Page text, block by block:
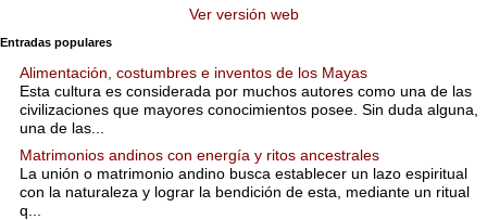
Ver versión web
Entradas populares
Alimentación, costumbres e inventos de los Mayas
Esta cultura es considerada por muchos autores como una de las
civilizaciones que mayores conocimientos posee. Sin duda alguna,
una de las...
Matrimonios andinos con energía y ritos ancestrales
La unión o matrimonio andino busca establecer un lazo espiritual
con la naturaleza y lograr la bendición de esta, mediante un ritual
q...